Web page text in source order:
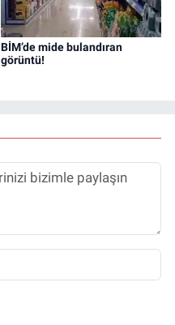
BİM’de mide bulandıran
görüntü!